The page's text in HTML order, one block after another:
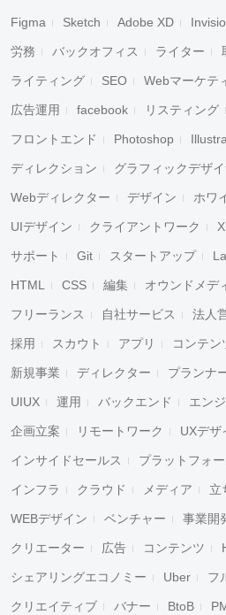
Figma Sketch Adobe XD
労務 バックオフィス ライター
ライティング SEO Webマーケテ
広告運用 facebook リスティング
フロントエンド Photoshop
ディレクション グラフィックデザ
Webディレクター デザイン ホワ
UIデザイン クライアントワーク
サポート Git スタートアップ
HTML CSS 編集 オウンドメデ
フリーランス 自社サービス 法人
採用 スカウト アプリ コンテン
新規事業 ディレクター プランナ
UIUX 運用 バックエンド エン
企画立案 リモートワーク UXデザ
インサイドセールス プラットフォ
インフラ クラウド メディア 立
WEBデザイン ベンチャー 事業開
クリエーター 広告 コンテンツ
シェアリングエコノミー Uber フ
クリエイティブ バナー BtoB